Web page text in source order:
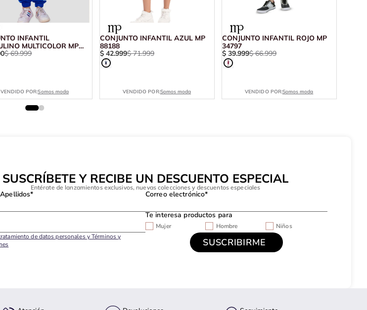
INFANTIL
MULTICOLOR MP
$ 69.999
VENDIDO POR:Somos moda
CONJUNTO INFANTIL AZUL MP
88188
$ 42.999$ 71.999
VENDIDO POR:Somos moda
CONJUNTO INFANTIL ROJO MP
34797
$ 39.999$ 66.999
VENDIDO POR:Somos moda
SUSCRÍBETE Y RECIBE UN DESCUENTO ESPECIAL
Entérate de lanzamientos exclusivos, nuevas colecciones y descuentos especiales
Correo electrónico*
Te interesa productos para
Mujer Hombre
Niños
de datos personales y Términos y